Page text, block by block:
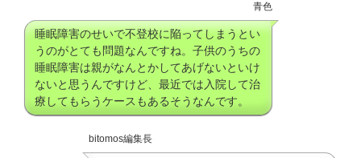
青色
睡眠障害のせいで不登校に陥ってしまうとい
うのがとても問題なんですね。子供のうちの
睡眠障害は親がなんとかしてあげないといけ
ないと思うんですけど、最近では入院して治
療してもらうケースもあるそうなんです。
bitomos編集長